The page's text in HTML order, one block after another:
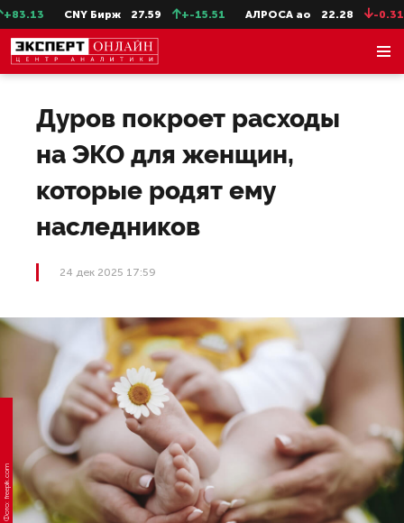
CNY Бирж 27.59 +-15.51 АЛРОСА ао 22.28 -0.31
Дуров покроет расходы
на ЭКО для женщин,
которые родят ему
наследников
24 дек 2025 17:59
Фото: freepik.com